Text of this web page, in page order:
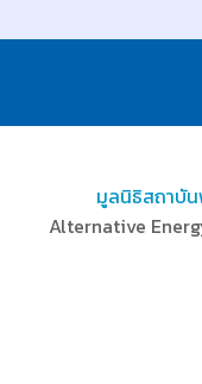
มูลนิธิสถาบัน
Alternative